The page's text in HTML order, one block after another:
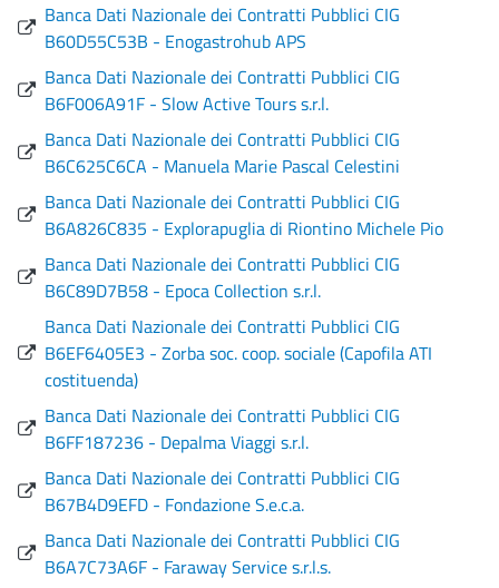
Banca Dati Nazionale dei Contratti Pubblici CIG
B60D55C53B - Enogastrohub APS
Banca Dati Nazionale dei Contratti Pubblici CIG
B6F006A91F - Slow Active Tours s.r.l.
Banca Dati Nazionale dei Contratti Pubblici CIG
B6C625C6CA - Manuela Marie Pascal Celestini
Banca Dati Nazionale dei Contratti Pubblici CIG
B6A826C835 - Explorapuglia di Riontino Michele Pio
Banca Dati Nazionale dei Contratti Pubblici CIG
B6C89D7B58 - Epoca Collection s.r.l.
Banca Dati Nazionale dei Contratti Pubblici CIG
B6EF6405E3 - Zorba soc. coop. sociale (Capofila ATI
costituenda)
Banca Dati Nazionale dei Contratti Pubblici CIG
B6FF187236 - Depalma Viaggi s.r.l.
Banca Dati Nazionale dei Contratti Pubblici CIG
B67B4D9EFD - Fondazione S.e.c.a.
Banca Dati Nazionale dei Contratti Pubblici CIG
B6A7C73A6F - Faraway Service s.r.l.s.